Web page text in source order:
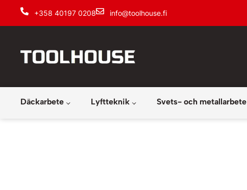
+358 40197 0208 info@toolhouse.fi
Däckarbete Lyftteknik Svets- och metallarbete